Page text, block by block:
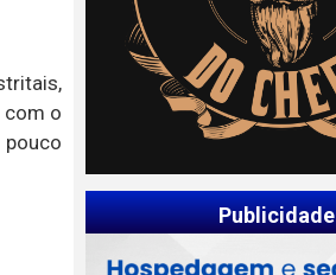
com o
Publicidade